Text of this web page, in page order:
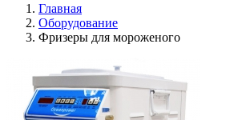
Главная
Оборудование
Фризеры для мороженого